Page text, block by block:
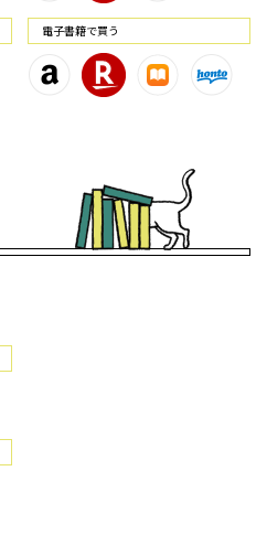
電⼦書籍で買う